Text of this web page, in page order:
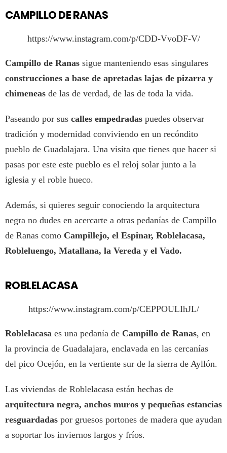
CAMPILLO DE RANAS
https://www.instagram.com/p/CDD-VvoDF-V/
Campillo de Ranas sigue manteniendo esas singulares
construcciones a base de apretadas lajas de pizarra y
chimeneas de las de verdad, de las de toda la vida.
Paseando por sus calles empedradas puedes observar
tradición y modernidad conviviendo en un recóndito
pueblo de Guadalajara. Una visita que tienes que hacer si
pasas por este este pueblo es el reloj solar junto a la
iglesia y el roble hueco.
Además, si quieres seguir conociendo la arquitectura
negra no dudes en acercarte a otras pedanías de Campillo
de Ranas como Campillejo, el Espinar, Roblelacasa,
Robleluengo, Matallana, la Vereda y el Vado.
ROBLELACASA
https://www.instagram.com/p/CEPPOULIhJL/
Roblelacasa es una pedanía de Campillo de Ranas, en
la provincia de Guadalajara, enclavada en las cercanías
del pico Ocejón, en la vertiente sur de la sierra de Ayllón.
Las viviendas de Roblelacasa están hechas de
arquitectura negra, anchos muros y pequeñas estancias
resguardadas por gruesos portones de madera que ayudan
a soportar los inviernos largos y fríos.